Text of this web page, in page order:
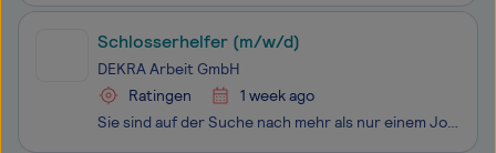
Schlosserhelfer (m/w/d)
DEKRA Arbeit GmbH
Ratingen
1 week ago
Sie sind auf der Suche nach mehr als nur einem Job - Sie möchten einen Ort finden, an dem Ihre Fähigkeiten nicht nur gefragt, sondern auch wertgeschätzt werden? Herzlich willkommen bei der DEKRA Arbeit. Werden Sie Teil unseres Teams als Schlosserhelfer (m/w/d) bei unserem Kunden in Neuss in Vollzeit